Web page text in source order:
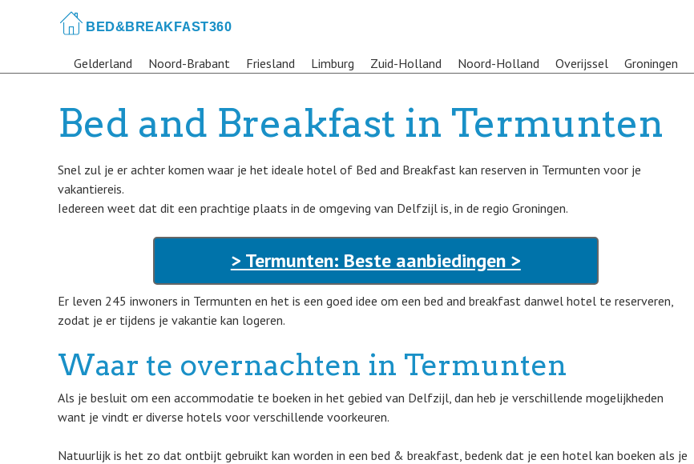
Gelderland Noord-Brabant Friesland Limburg Zuid-Holland Noord-Holland Overijssel Groningen
Bed and Breakfast in Termunten
Snel zul je er achter komen waar je het ideale hotel of Bed and Breakfast kan reserven in Termunten voor je
vakantiereis.
Iedereen weet dat dit een prachtige plaats in de omgeving van Delfzijl is, in de regio Groningen.
> Termunten: Beste aanbiedingen >
Er leven 245 inwoners in Termunten en het is een goed idee om een bed and breakfast danwel hotel te reserveren,
zodat je er tijdens je vakantie kan logeren.
Waar te overnachten in Termunten
Als je besluit om een accommodatie te boeken in het gebied van Delfzijl, dan heb je verschillende mogelijkheden
want je vindt er diverse hotels voor verschillende voorkeuren.
Natuurlijk is het zo dat ontbijt gebruikt kan worden in een bed & breakfast, bedenk dat je een hotel kan boeken als je